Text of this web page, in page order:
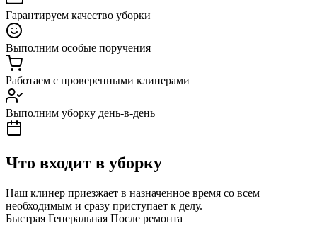
Гарантируем качество уборки
Выполним особые поручения
Работаем с проверенными клинерами
Выполним уборку день-в-день
Что входит в уборку
Наш клинер приезжает в назначенное время со всем
необходимым и сразу приступает к делу.
Быстрая Генеральная После ремонта